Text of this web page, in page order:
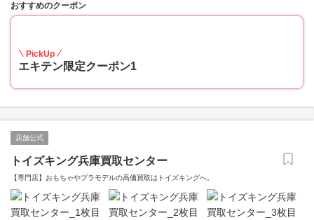
おすすめのクーポン
PickUp
エキテン限定クーポン1
店舗公式
トイズキング兵庫買取センター
【専門店】おもちゃやプラモデルの高価買取はトイズキングへ。‎